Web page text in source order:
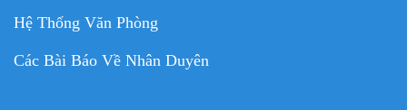
Hệ Thống Văn Phòng
Các Bài Báo Về Nhân Duyên